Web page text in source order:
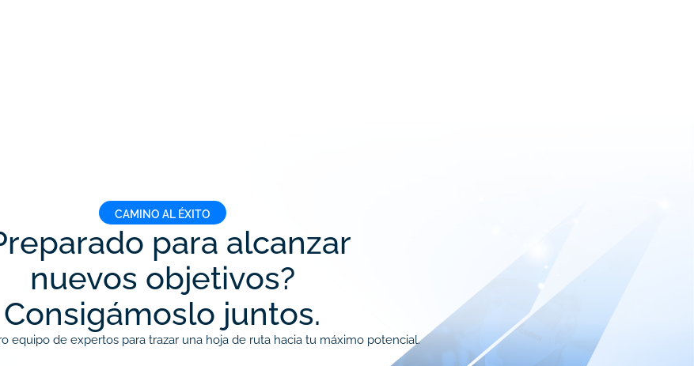
CAMINO AL ÉXITO
para alcanzar
nuevos objetivos?
Consigámoslo juntos.
equipo de expertos para trazar una hoja de ruta hacia tu máximo potencial.